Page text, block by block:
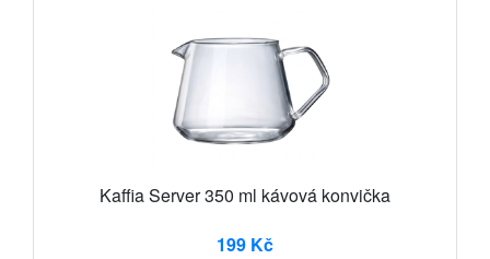
Kaffia Server 350 ml kávová konvička
199 Kč